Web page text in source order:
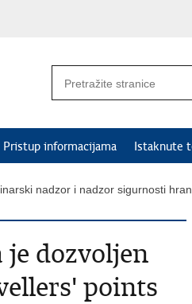
Pristup informacijama Istaknute
nadzor i nadzor sigurnosti
dozvoljen
points